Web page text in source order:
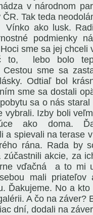
v národnom
ČR. Tak teda
Vínko ako lusk.
podmienky
sme sa jej chceli
to, lebo bolo
Cestou sme sa
Odtiaľ bol
sme sa dostali
sa o nás
vybrali. Izby boli
ako doma.
a spievali na terase
rána. Rada by
zúčastnili akcie, za
vďačná a to mi
mali priateľov
Ďakujeme. No a
A čo na záver?
dní, dodali na